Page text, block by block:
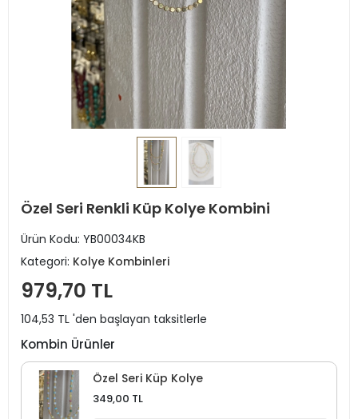
Özel Seri Renkli Küp Kolye Kombini
Ürün Kodu: YB00034KB
Kategori: Kolye Kombinleri
979,70 TL
104,53 TL 'den başlayan taksitlerle
Kombin Ürünler
Özel Seri Küp Kolye
349,00 TL